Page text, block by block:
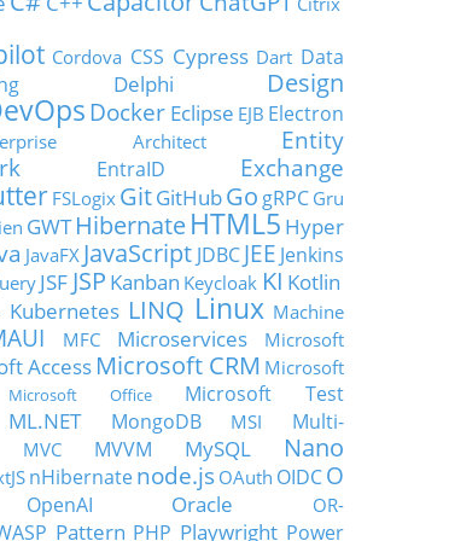
Cordova CSS Cypress Dart Data
Delphi
Design
Docker Eclipse EJB Electron
Architect
Entity
EntraID
Exchange
FSLogix GitGitHubGo gRPC Gru
GWT HibernateHTML5 Hyper
JavaFX JavaScript JDBC JEE Jenkins
JSF JSP Kanban Keycloak KI Kotlin
Kubernetes LINQ Linux Machine
MFC Microservices
Microsoft
Access Microsoft CRM Microsoft
Microsoft Office
Microsoft Test
ML.NET MongoDB MSI
Multi-
MVC MVVM MySQL
Nano
nHibernatenode.js OAuth OIDCO
OpenAI Oracle
OR-
Pattern PHP Playwright Power